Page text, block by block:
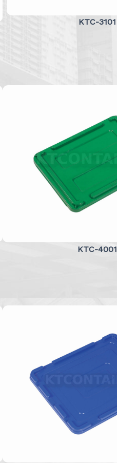
KTC-3101
KTC-4001